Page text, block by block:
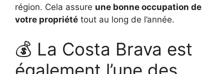
région. Cela assure une bonne occupation de
votre propriété tout au long de l’année.
💰 La Costa Brava est